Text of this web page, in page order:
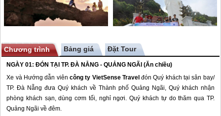
Chương trình Bảng giá
NGÀY 01: ĐÓN TẠI TP. ĐÀ NẴNG - QUẢNG NGÃI (Ăn chiều)
Xe và Hướng dẫn viên công ty VietSense Travel đón Quý khách tại sân bay/
TP. Đà Nẵng đưa Quý khách về Thành phố Quảng Ngãi, Quý khách nhận
phòng khách sạn, dùng cơm tối, nghỉ ngơi. Quý khách tự do thăm qua TP.
Quảng Ngãi về đêm.